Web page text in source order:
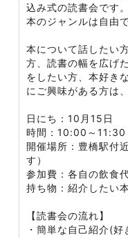
込み式の読書会です。
本のジャンルは自由
本について話したい
方、読書の幅を広げ
をしたい方、本好き
にご興味がある方は
日にち：10月15日
時間：10:00～11:30
開催場所：豊橋駅付
す）
参加費：各自の飲食
持ち物：紹介したい
【読書会の流れ】
・簡単な自己紹介(